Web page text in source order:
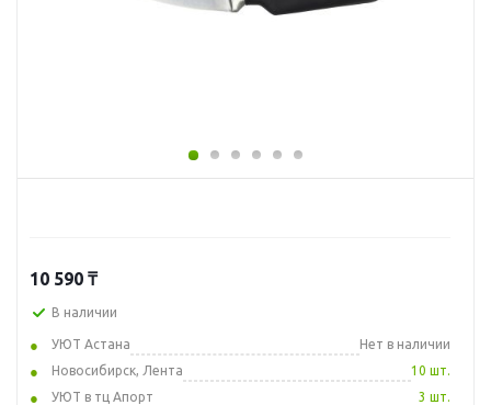
10 590 ₸
В наличии
УЮТ Астана
Нет в наличии
Новосибирск, Лента
10 шт.
УЮТ в тц Апорт
3 шт.